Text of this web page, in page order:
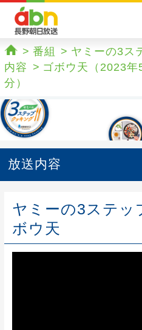
ホーム
番組 ヤミーの3ス
内容
ゴボウ天（2023
分）
放送内容
ヤミーの3ステッ
ボウ天